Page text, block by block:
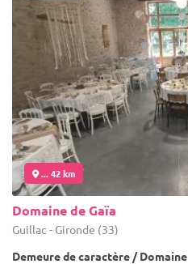
... 42 km
Domaine de Gaïa
Guillac - Gironde (33)
Demeure de caractère / Domaine